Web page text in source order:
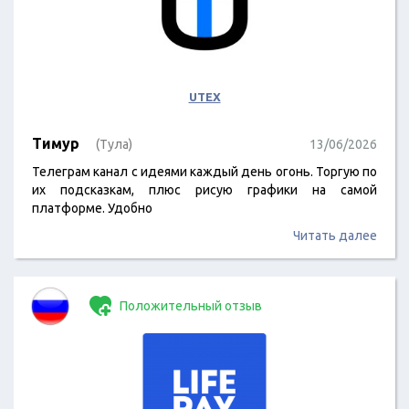
UTEX
Тимур (Тула)
13/06/2026
Телеграм канал с идеями каждый день огонь. Торгую по
их подсказкам, плюс рисую графики на самой
платформе. Удобно
Читать далее
Положительный отзыв